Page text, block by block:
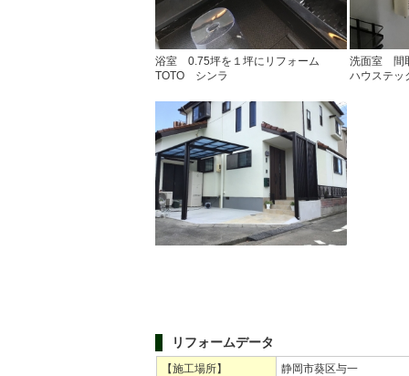
浴室 0.75坪を１坪にリフォーム
TOTO シンラ
洗面室 間
ハウステ
リフォームデータ
【施工場所】
静岡市葵区与一